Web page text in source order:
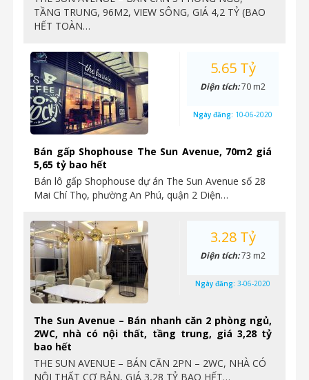
TẦNG TRUNG, 96M2, VIEW SÔNG, GIÁ 4,2 TỶ (BAO
HẾT TOÀN…
Bán gấp Shophouse The Sun Avenue, 70m2 giá
5,65 tỷ bao hết
Bán lô gấp Shophouse dự án The Sun Avenue số 28
Mai Chí Thọ, phường An Phú, quận 2 Diện…
5.65 Tỷ
Diện tích:70 m2
Ngày đăng: 10-06-2020
The Sun Avenue – Bán nhanh căn 2 phòng ngủ,
2WC, nhà có nội thất, tầng trung, giá 3,28 tỷ
bao hết
THE SUN AVENUE – BÁN CĂN 2PN – 2WC, NHÀ CÓ
NỘI THẤT CƠ BẢN, GIÁ 3,28 TỶ BAO HẾT…
3.28 Tỷ
Diện tích:73 m2
Ngày đăng: 3-06-2020